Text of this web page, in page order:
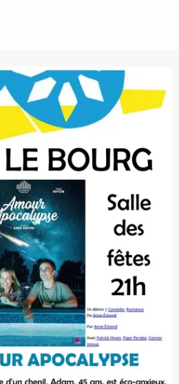
favoris